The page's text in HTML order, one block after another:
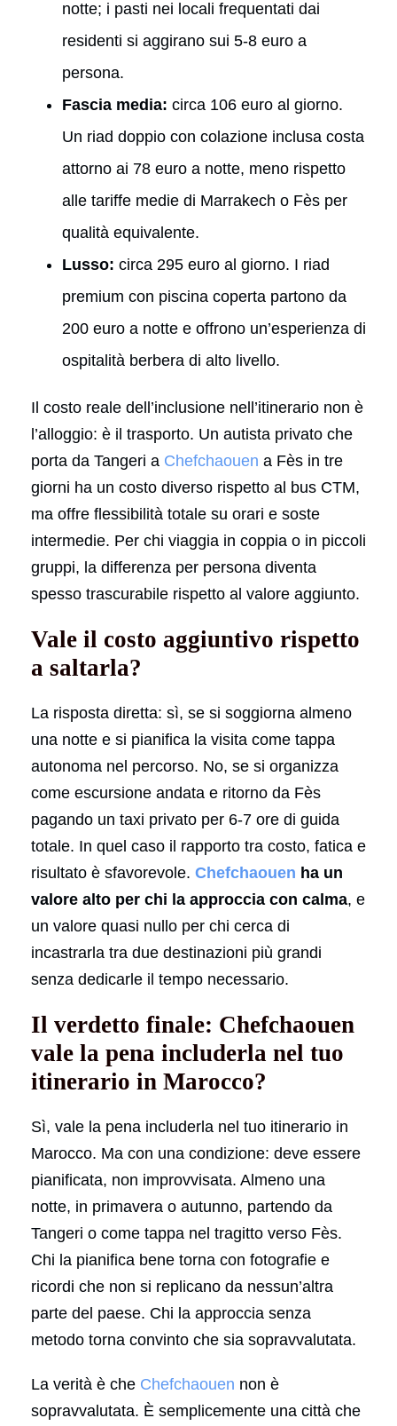
notte; i pasti nei locali frequentati dai
residenti si aggirano sui 5-8 euro a
persona.
Fascia media: circa 106 euro al giorno.
Un riad doppio con colazione inclusa costa
attorno ai 78 euro a notte, meno rispetto
alle tariffe medie di Marrakech o Fès per
qualità equivalente.
Lusso: circa 295 euro al giorno. I riad
premium con piscina coperta partono da
200 euro a notte e offrono un’esperienza di
ospitalità berbera di alto livello.
Il costo reale dell’inclusione nell’itinerario non è
l’alloggio: è il trasporto. Un autista privato che
porta da Tangeri a Chefchaouen a Fès in tre
giorni ha un costo diverso rispetto al bus CTM,
ma offre flessibilità totale su orari e soste
intermedie. Per chi viaggia in coppia o in piccoli
gruppi, la differenza per persona diventa
spesso trascurabile rispetto al valore aggiunto.
Vale il costo aggiuntivo rispetto
a saltarla?
La risposta diretta: sì, se si soggiorna almeno
una notte e si pianifica la visita come tappa
autonoma nel percorso. No, se si organizza
come escursione andata e ritorno da Fès
pagando un taxi privato per 6-7 ore di guida
totale. In quel caso il rapporto tra costo, fatica e
risultato è sfavorevole. Chefchaouen ha un
valore alto per chi la approccia con calma, e
un valore quasi nullo per chi cerca di
incastrarla tra due destinazioni più grandi
senza dedicarle il tempo necessario.
Il verdetto finale: Chefchaouen
vale la pena includerla nel tuo
itinerario in Marocco?
Sì, vale la pena includerla nel tuo itinerario in
Marocco. Ma con una condizione: deve essere
pianificata, non improvvisata. Almeno una
notte, in primavera o autunno, partendo da
Tangeri o come tappa nel tragitto verso Fès.
Chi la pianifica bene torna con fotografie e
ricordi che non si replicano da nessun’altra
parte del paese. Chi la approccia senza
metodo torna convinto che sia sopravvalutata.
La verità è che Chefchaouen non è
sopravvalutata. È semplicemente una città che